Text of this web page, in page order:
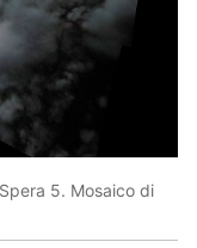
5. Mosaico di